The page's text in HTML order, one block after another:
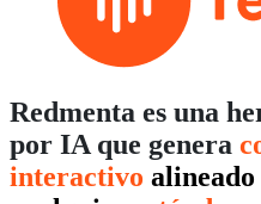
Redmenta es una
por IA que genera
interactivo alineado